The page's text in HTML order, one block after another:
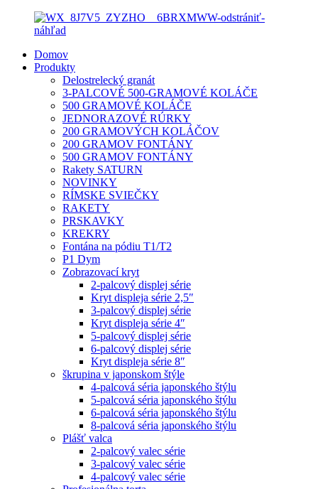
Domov
Produkty
Delostrelecký granát
3-PALCOVÉ 500-GRAMOVÉ KOLÁČE
500 GRAMOVÉ KOLÁČE
JEDNORAZOVÉ RÚRKY
200 GRAMOVÝCH KOLÁČOV
200 GRAMOV FONTÁNY
500 GRAMOV FONTÁNY
Rakety SATURN
NOVINKY
RÍMSKE SVIEČKY
RAKETY
PRSKAVKY
KREKRY
Fontána na pódiu T1/T2
P1 Dym
Zobrazovací kryt
2-palcový displej série
Kryt displeja série 2,5″
3-palcový displej série
Kryt displeja série 4″
5-palcový displej série
6-palcový displej série
Kryt displeja série 8″
škrupina v japonskom štýle
4-palcová séria japonského štýlu
5-palcová séria japonského štýlu
6-palcová séria japonského štýlu
8-palcová séria japonského štýlu
Plášť valca
2-palcový valec série
3-palcový valec série
4-palcový valec série